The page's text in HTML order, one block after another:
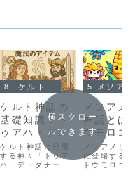
ケルト神話の
基礎知識：ト
ゥアハ・デ・
ダナーンと魔
法のアイテム
ケルト神話に登場
する神々「トゥア
ハ・デ・ダナー
メソアメ
神話とは
ウモロコ
生んだ神
文化
メソアメリ
に登場する
トウモロコ
横スクロー
ルできます